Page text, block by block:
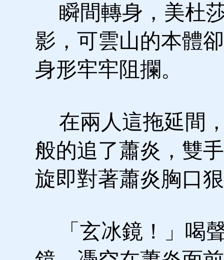
瞬間轉身，美杜
影，可雲山的本體
身形牢牢阻攔。
在兩人這拖延間
般的追了蕭炎，雙
旋即對著蕭炎胸口
「玄冰鏡！」喝